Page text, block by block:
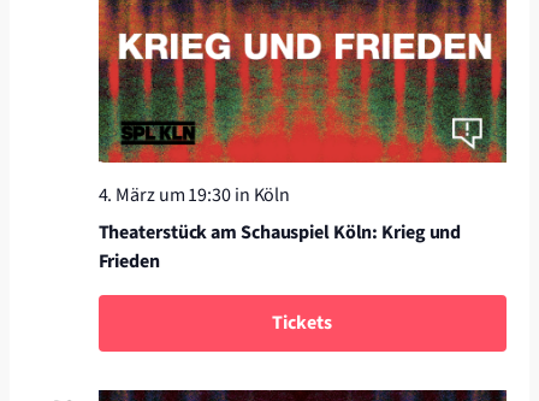
4. März um 19:30in Köln
Theaterstück am Schauspiel Köln: Krieg und
Frieden
Tickets